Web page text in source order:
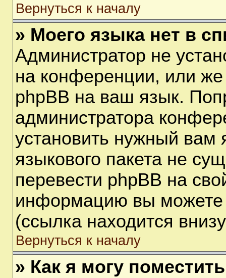
Вернуться к началу
» Моего языка нет в
Администратор не
на конференции, или же
phpBB на ваш язык.
администратора
установить нужный вам
языкового пакета не
перевести phpBB на
информацию вы можете
(ссылка находится
Вернуться к началу
» Как я могу